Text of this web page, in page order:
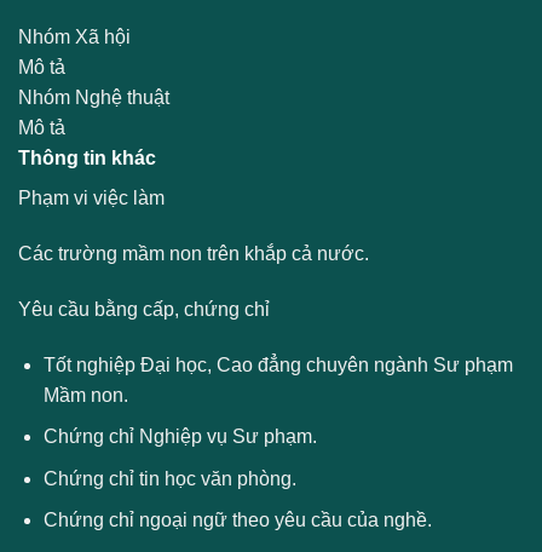
Nhóm Xã hội
Mô tả
Nhóm Nghệ thuật
Mô tả
Thông tin khác
Phạm vi việc làm
Các trường mầm non trên khắp cả nước.
Yêu cầu bằng cấp, chứng chỉ
Tốt nghiệp Đại học, Cao đẳng chuyên ngành Sư phạm
Mầm non.
Chứng chỉ Nghiệp vụ Sư phạm.
Chứng chỉ tin học văn phòng.
Chứng chỉ ngoại ngữ theo yêu cầu của nghề.